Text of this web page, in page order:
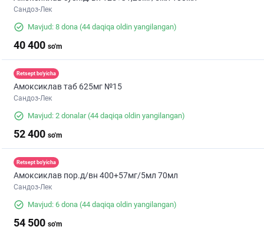
Сандоз-Лек
Mavjud: 8 dona (44 daqiqa oldin yangilangan)
40 400 so'm
Retsept bo'yicha
Амоксиклав таб 625мг №15
Сандоз-Лек
Mavjud: 2 donalar(44 daqiqa oldin yangilangan)
52 400 so'm
Retsept bo'yicha
Амоксиклав пор.д/вн 400+57мг/5мл 70мл
Сандоз-Лек
Mavjud: 6 dona (44 daqiqa oldin yangilangan)
54 500 so'm